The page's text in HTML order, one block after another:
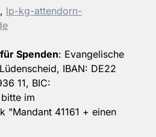
, lp-kg-attendorn-
Spenden: Evangelische
IBAN: DE22
11, BIC:
im
"Mandant 41161 + einen